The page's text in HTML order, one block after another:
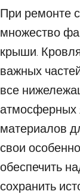
При ремонте
множество
крыши.
важных
все
атмосферных
материалов
свои
обеспечить
сохранить